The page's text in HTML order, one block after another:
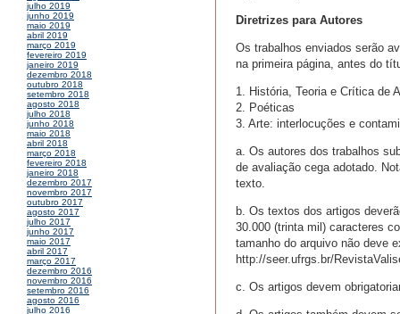
julho 2019
junho 2019
maio 2019
abril 2019
março 2019
fevereiro 2019
janeiro 2019
dezembro 2018
outubro 2018
setembro 2018
agosto 2018
julho 2018
junho 2018
maio 2018
abril 2018
março 2018
fevereiro 2018
janeiro 2018
dezembro 2017
novembro 2017
outubro 2017
agosto 2017
julho 2017
junho 2017
maio 2017
abril 2017
março 2017
dezembro 2016
novembro 2016
setembro 2016
agosto 2016
julho 2016
Diretrizes para Autores
Os trabalhos enviados serão
na primeira página, antes do
1. História, Teoria e Crítica de
2. Poéticas
3. Arte: interlocuções e
a. Os autores dos trabalhos
de avaliação cega adotado.
texto.
b. Os textos dos artigos
30.000 (trinta mil) caracteres
tamanho do arquivo não deve
http://seer.ufrgs.br/
c. Os artigos devem